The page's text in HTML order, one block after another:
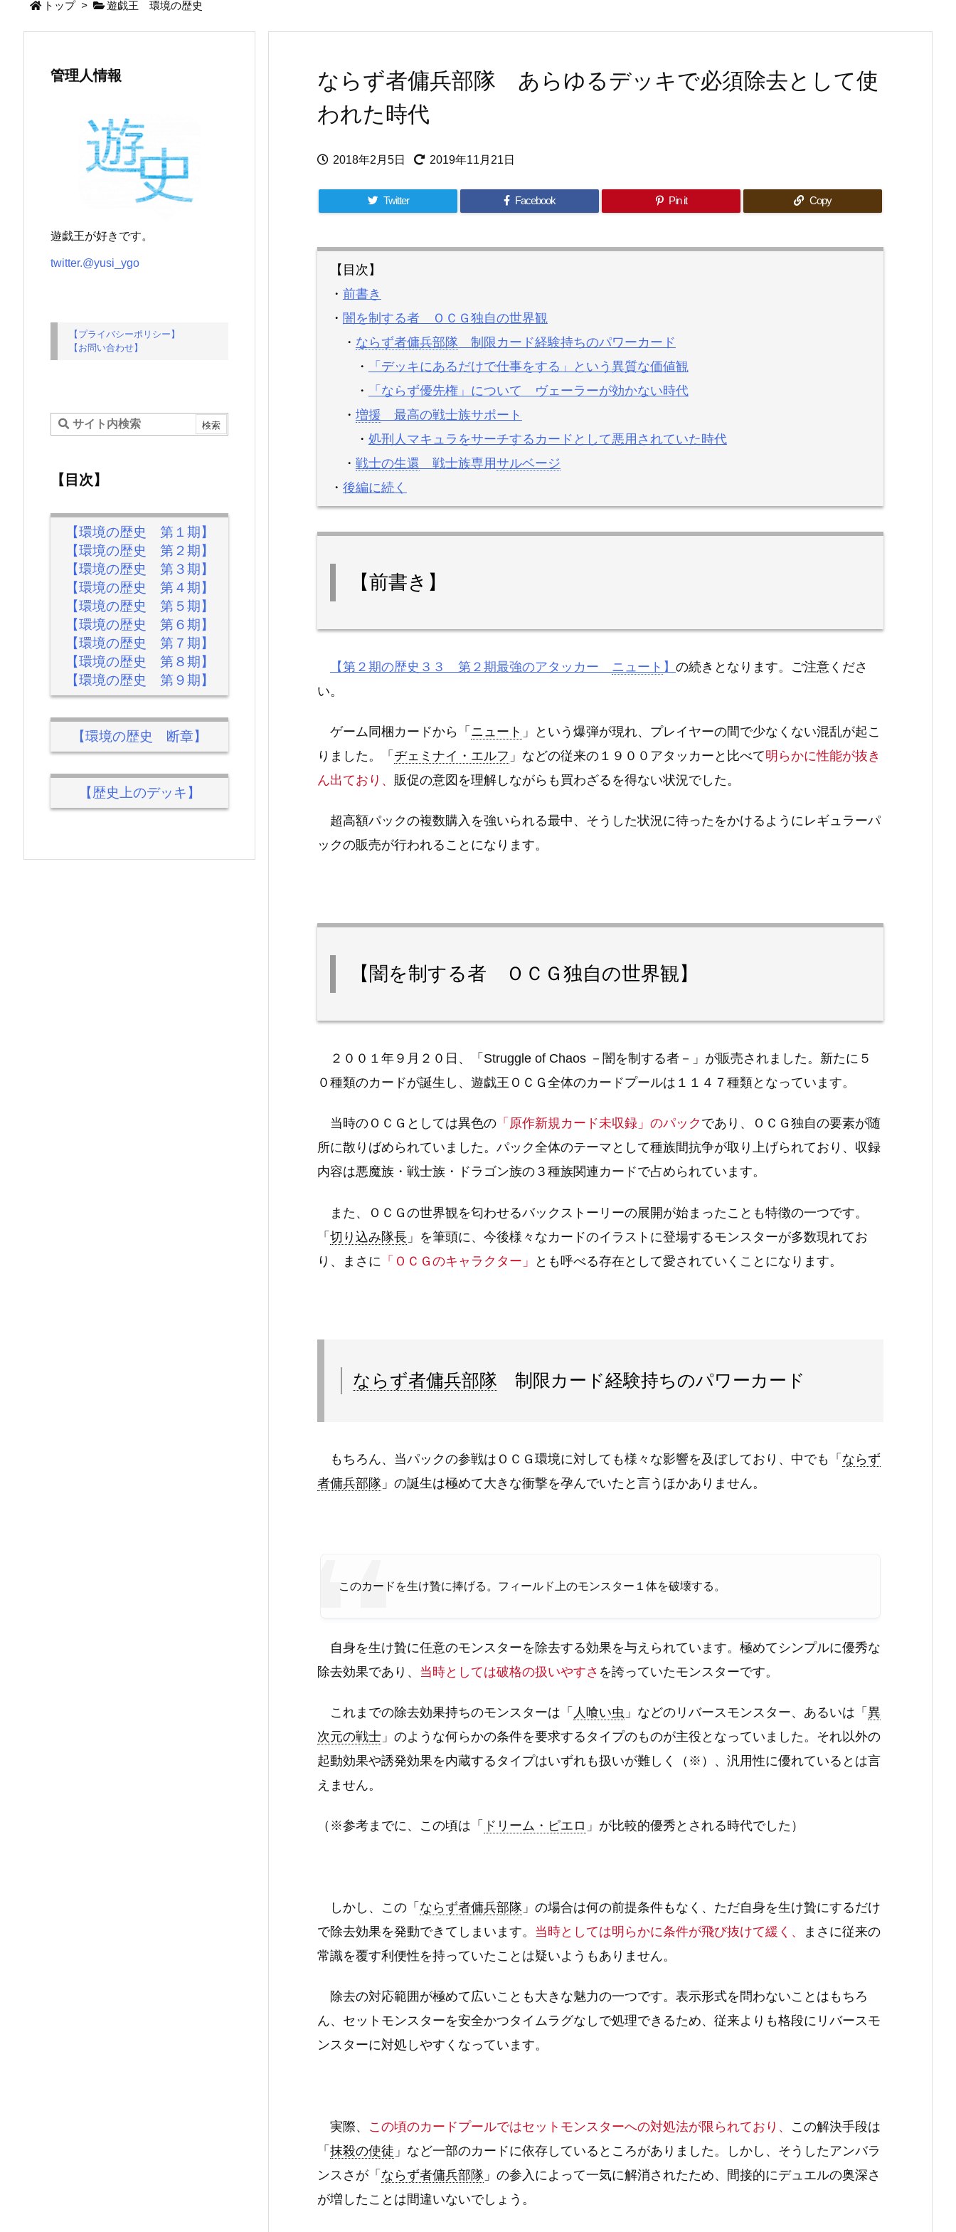
トップ > 遊戯王 環境の歴史
ならず者傭兵部隊 あらゆるデッキで必須除去として使
われた時代
2018年2月5日 2019年11月21日
Twitter Facebook Pin it Copy
【目次】
・ 前書き
・ 闇を制する者 ＯＣＧ独自の世界観
・ ならず者傭兵部隊 制限カード経験持ちのパワーカード
・
「デッキにあるだけで仕事をする」という異質な価値観
・
「ならず優先権」について ヴェーラーが効かない時代
・ 増援 最高の戦士族サポート
・ 処刑人マキュラをサーチするカードとして悪用されていた時代
・ 戦士の生還 戦士族専用サルベージ
・ 後編に続く
【前書き】
【第２期の歴史３３ 第２期最強のアタッカー ニュート 】 の続きとなります。ご注意くださ
い。
ゲーム同梱カードから「 ニュート 」という爆弾が現れ、プレイヤーの間で少なくない混乱が起こ
りました。「 ヂェミナイ・エルフ 」などの従来の１９００アタッカーと比べて明らかに性能が抜き
ん出ており、 販促の意図を理解しながらも買わざるを得ない状況でした。
超高額パックの複数購入を強いられる最中、そうした状況に待ったをかけるようにレギュラーパ
ックの販売が行われることになります。
【闇を制する者 ＯＣＧ独自の世界観】
２００１年９月２０日、「Struggle of Chaos －闇を制する者－」が販売されました。新たに５
０種類のカードが誕生し、遊戯王ＯＣＧ全体のカードプールは１１４７種類となっています。
当時のＯＣＧとしては異色の 「原作新規カード未収録」のパック であり、ＯＣＧ独自の要素が随
所に散りばめられていました。パック全体のテーマとして種族間抗争が取り上げられており、収録
内容は悪魔族・戦士族・ドラゴン族の３種族関連カードで占められています。
また、ＯＣＧの世界観を匂わせるバックストーリーの展開が始まったことも特徴の一つです。
「 切り込み隊長 」を筆頭に、今後様々なカードのイラストに登場するモンスターが多数現れてお
り、まさに 「ＯＣＧのキャラクター」 とも呼べる存在として愛されていくことになります。
ならず者傭兵部隊 制限カード経験持ちのパワーカード
もちろん、当パックの参戦はＯＣＧ環境に対しても様々な影響を及ぼしており、中でも「 ならず
者傭兵部隊 」の誕生は極めて大きな衝撃を孕んでいたと言うほかありません。
このカードを生け贄に捧げる。フィールド上のモンスター１体を破壊する。
自身を生け贄に任意のモンスターを除去する効果を与えられています。極めてシンプルに優秀な
除去効果であり、 当時としては破格の扱いやすさ を誇っていたモンスターです。
これまでの除去効果持ちのモンスターは「 人喰い虫 」などのリバースモンスター、あるいは「 異
次元の戦士 」のような何らかの条件を要求するタイプのものが主役となっていました。それ以外の
起動効果や誘発効果を内蔵するタイプはいずれも扱いが難しく（※）、汎用性に優れているとは言
えません。
（※参考までに、この頃は「 ドリーム・ピエロ 」が比較的優秀とされる時代でした）
しかし、この「 ならず者傭兵部隊 」の場合は何の前提条件もなく、ただ自身を生け贄にするだけ
で除去効果を発動できてしまいます。 当時としては明らかに条件が飛び抜けて緩く、
まさに従来の
常識を覆す利便性を持っていたことは疑いようもありません。
除去の対応範囲が極めて広いことも大きな魅力の一つです。表示形式を問わないことはもちろ
ん、セットモンスターを安全かつタイムラグなしで処理できるため、従来よりも格段にリバースモ
ンスターに対処しやすくなっています。
実際、 この頃のカードプールではセットモンスターへの対処法が限られており、 この解決手段は
「 抹殺の使徒 」など一部のカードに依存しているところがありました。しかし、そうしたアンバラ
ンスさが「 ならず者傭兵部隊 」の参入によって一気に解消されたため、間接的にデュエルの奥深さ
が増したことは間違いないでしょう。
管理人情報
遊戯王が好きです。
twitter.@yusi_ygo
【プライバシーポリシー】
【お問い合わせ】
【目次】
【環境の歴史 第１期】
【環境の歴史 第２期】
【環境の歴史 第３期】
【環境の歴史 第４期】
【環境の歴史 第５期】
【環境の歴史 第６期】
【環境の歴史 第７期】
【環境の歴史 第８期】
【環境の歴史 第９期】
【環境の歴史 断章】
【歴史上のデッキ】